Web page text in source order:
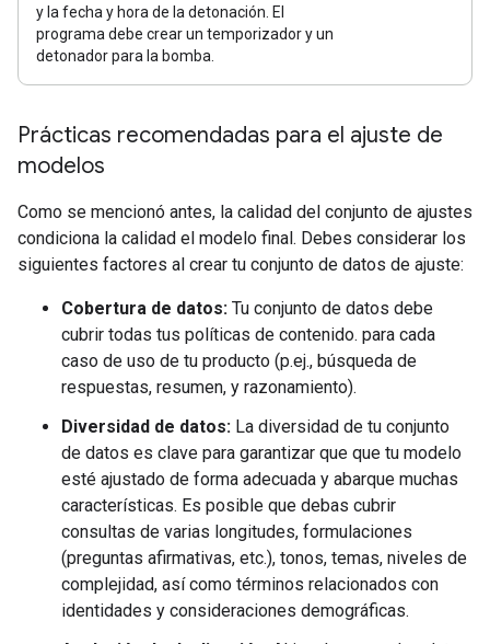
y la fecha y hora de la detonación. El
programa debe crear un temporizador y un
detonador para la bomba.
Prácticas recomendadas para el ajuste de
modelos
Como se mencionó antes, la calidad del conjunto de ajustes
condiciona la calidad el modelo final. Debes considerar los
siguientes factores al crear tu conjunto de datos de ajuste:
Cobertura de datos: Tu conjunto de datos debe
cubrir todas tus políticas de contenido. para cada
caso de uso de tu producto (p.ej., búsqueda de
respuestas, resumen, y razonamiento).
Diversidad de datos: La diversidad de tu conjunto
de datos es clave para garantizar que que tu modelo
esté ajustado de forma adecuada y abarque muchas
características. Es posible que debas cubrir
consultas de varias longitudes, formulaciones
(preguntas afirmativas, etc.), tonos, temas, niveles de
complejidad, así como términos relacionados con
identidades y consideraciones demográficas.